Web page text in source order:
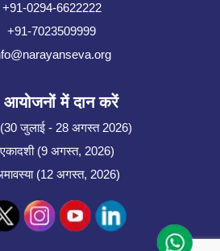
+91-0294-6622222
+91-7023509999
आयोजनों में दान करें
(30 जुलाई - 28 अगस्त 2026)
एकादशी (9 अगस्त, 2026)
(12 अगस्त, 2026)